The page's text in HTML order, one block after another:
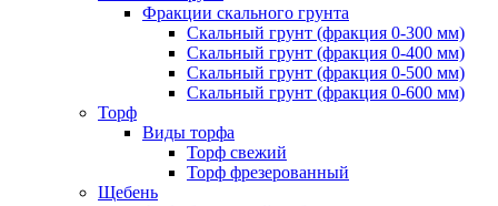
Фракции скального грунта
Скальный грунт (фракция 0-300 мм)
Скальный грунт (фракция 0-400 мм)
Скальный грунт (фракция 0-500 мм)
Скальный грунт (фракция 0-600 мм)
Торф
Виды торфа
Торф свежий
Торф фрезерованный
Щебень